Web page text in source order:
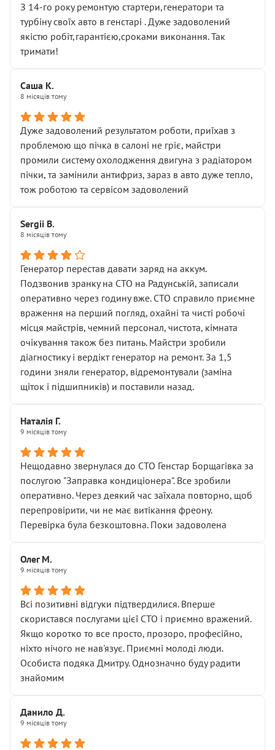
З 14-го року ремонтую стартери,генератори та
турбіну своїх авто в генстарі . Дуже задоволений
якістю робіт,гарантією,сроками виконання. Так
тримати!
Саша К.
8 місяців тому
Дуже задоволений результатом роботи, приїхав з
проблемою що пічка в салоні не гріє, майстри
промили систему охолодження двигуна з радіатором
пічки, та замінили антифриз, зараз в авто дуже тепло,
тож роботою та сервісом задоволений
Sergii B.
8 місяців тому
Генератор перестав давати заряд на аккум.
Подзвонив зранку на СТО на Радунській, записали
оперативно через годину вже. СТО справило приємне
враження на перший погляд, охайні та чисті робочі
місця майстрів, чемний персонал, чистота, кімната
очікування також без питань. Майстри зробили
діагностику і вердікт генератор на ремонт. За 1,5
години зняли генератор, відремонтували (заміна
щіток і підшипників) и поставили назад.
Наталія Г.
9 місяців тому
Нещодавно звернулася до СТО Генстар Борщагівка за
послугою "Заправка кондиціонера". Все зробили
оперативно. Через деякий час заїхала повторно, щоб
перепровірити, чи не має витікання фреону.
Перевірка була безкоштовна. Поки задоволена
Олег М.
9 місяців тому
Всі позитивні відгуки підтвердилися. Вперше
скористався послугами цієї СТО і приємно вражений.
Якщо коротко то все просто, прозоро, професійно,
ніхто нічого не нав'язує. Приємні молоді люди.
Особиста подяка Дмитру. Однозначно буду радити
знайомим
Данило Д.
9 місяців тому